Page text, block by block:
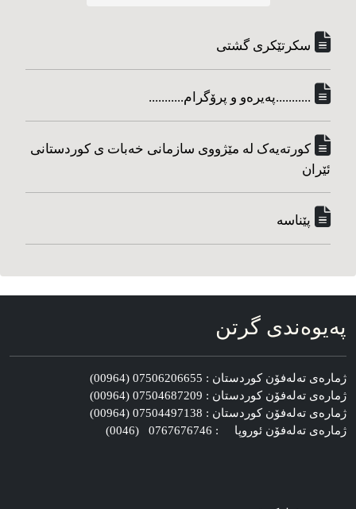
سکرتێکری گشتی
...........په‌یره‌و و پرۆگرام...........
کورته‌یه‌ک له مێژووی سازمانی خه‌بات ی کوردستانی
ئێران
پێناسه‌
په‌یوه‌ندی گرتن
ژماره‌ی ته‌له‌فۆن کوردستان : 07506206655 (00964)
ژماره‌ی ته‌له‌فۆن کوردستان : 07504687209 (00964)
ژماره‌ی ته‌له‌فۆن کوردستان : 07504497138 (00964)
ژماره‌ی ته‌له‌فۆن ئوروپا : 0767676746 (0046)